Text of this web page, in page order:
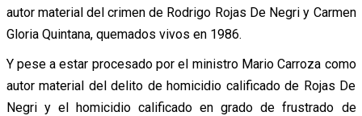
autor material del crimen de Rodrigo Rojas De Negri y Carmen
Gloria Quintana, quemados vivos en 1986.
Y pese a estar procesado por el ministro Mario Carroza como
autor material del delito de homicidio calificado de Rojas De
Negri y el homicidio calificado en grado de frustrado de